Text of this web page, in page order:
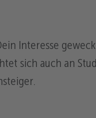
Interesse
sich auch an